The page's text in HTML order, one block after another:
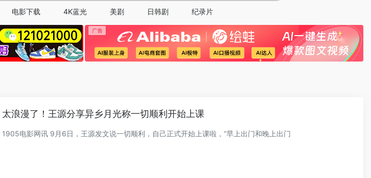
电影下载 4K蓝光 美剧 日韩剧 纪录片
太浪漫了！王源分享异乡月光称一切顺利开始上课
1905电影网讯 9月6日，王源发文说一切顺利，自己正式开始上课啦，“早上出门和晚上出门